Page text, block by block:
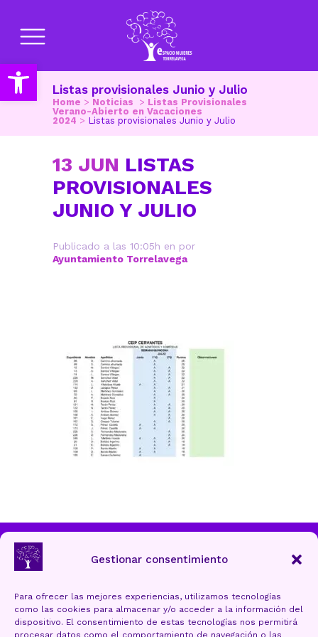
Abrir barra de herramientas
Gestionar consentimiento
Para ofrecer las mejores experiencias, utilizamos tecnologías
como las cookies para almacenar y/o acceder a la información del
dispositivo. El consentimiento de estas tecnologías nos permitirá
procesar datos como el comportamiento de navegación o las
Listas provisionales Junio y Julio
Home > Noticias > Listas Provisionales
Verano-Abierto en Vacaciones
2024 > Listas provisionales Junio y Julio
13 JUN LISTAS
PROVISIONALES
JUNIO Y JULIO
Publicado a las 10:05h en por
Ayuntamiento Torrelavega
Ayuntamiento de Torrelavega
Aviso Legal y Protección de datos